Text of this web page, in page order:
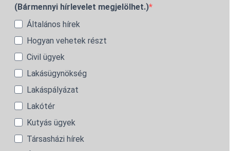
(Bármennyi hírlevelet megjelölhet.)
Általános hírek
Hogyan vehetek részt
Civil ügyek
Lakásügynökség
Lakáspályázat
Lakótér
Kutyás ügyek
Társasházi hírek